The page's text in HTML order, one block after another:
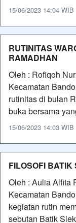
15/06/2023 14:04
RUTINITAS
RAMADHAN
Oleh : Rofiqoh
Kecamatan
rutinitas di bulan
buka bersama
15/06/2023 14:03
FILOSOFI
Oleh : Aulia Alfita
Kecamatan
kegiatan rutin
sebutan Batik